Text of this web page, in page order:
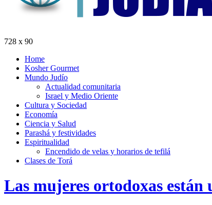
728 x 90
Home
Kosher Gourmet
Mundo Judío
Actualidad comunitaria
Israel y Medio Oriente
Cultura y Sociedad
Economía
Ciencia y Salud
Parashá y festividades
Espiritualidad
Encendido de velas y horarios de tefilá
Clases de Torá
Las mujeres ortodoxas